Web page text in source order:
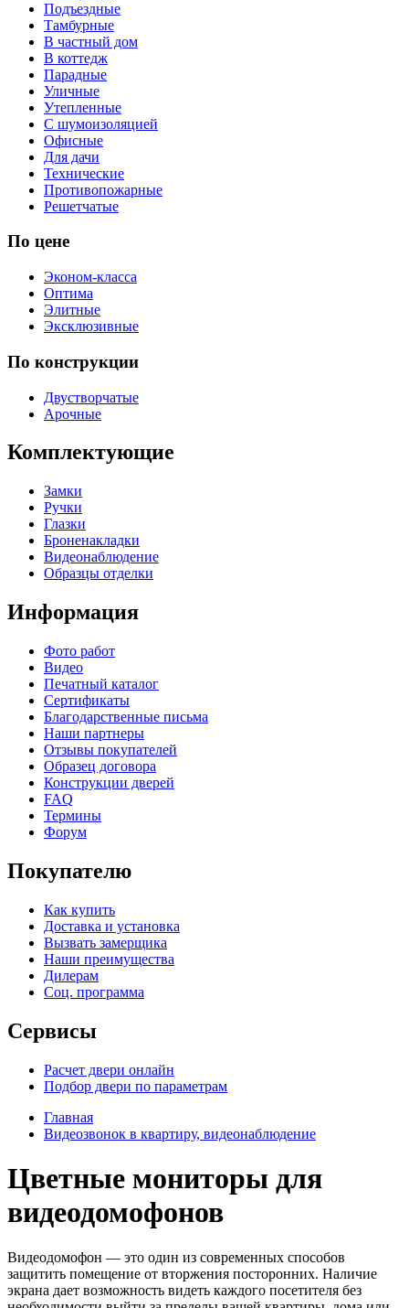
Подъездные
Тамбурные
В частный дом
В коттедж
Парадные
Уличные
Утепленные
С шумоизоляцией
Офисные
Для дачи
Технические
Противопожарные
Решетчатые
По цене
Эконом-класса
Оптима
Элитные
Эксклюзивные
По конструкции
Двустворчатые
Арочные
Комплектующие
Замки
Ручки
Глазки
Броненакладки
Видеонаблюдение
Образцы отделки
Информация
Фото работ
Видео
Печатный каталог
Сертификаты
Благодарственные письма
Наши партнеры
Отзывы покупателей
Образец договора
Конструкции дверей
FAQ
Термины
Форум
Покупателю
Как купить
Доставка и установка
Вызвать замерщика
Наши преимущества
Дилерам
Соц. программа
Сервисы
Расчет двери онлайн
Подбор двери по параметрам
Главная
Видеозвонок в квартиру, видеонаблюдение
Цветные мониторы для
видеодомофонов
Видеодомофон — это один из современных способов
защитить помещение от вторжения посторонних. Наличие
экрана дает возможность видеть каждого посетителя без